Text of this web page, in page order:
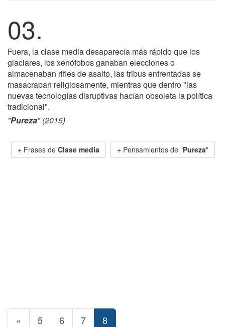
03.
Fuera, la clase media desaparecía más rápido que los
glaciares, los xenófobos ganaban elecciones o
almacenaban rifles de asalto, las tribus enfrentadas se
masacraban religiosamente, mientras que dentro "las
nuevas tecnologías disruptivas hacían obsoleta la política
tradicional".
"Pureza" (2015)
+ Frases de Clase media + Pensamientos de "Pureza"
« 5 6 7 8